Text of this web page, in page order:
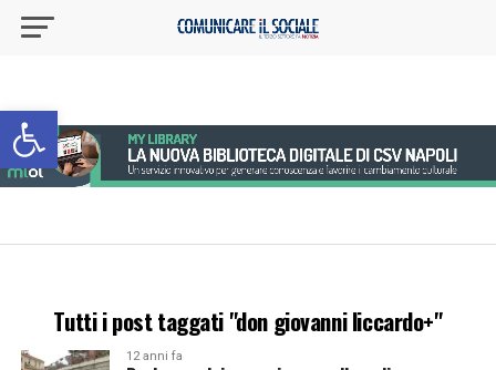
Apri la barra degli strumenti
Tutti i post taggati "don giovanni liccardo+"
12 anni fa